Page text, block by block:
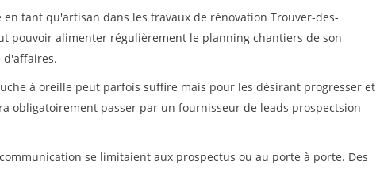
tant qu'artisan dans les travaux de rénovation Trouver-des-
pouvoir alimenter régulièrement le planning chantiers de son
à oreille peut parfois suffire mais pour les désirant progresser et
obligatoirement passer par un fournisseur de leads prospectsion
se limitaient aux prospectus ou au porte à porte. Des